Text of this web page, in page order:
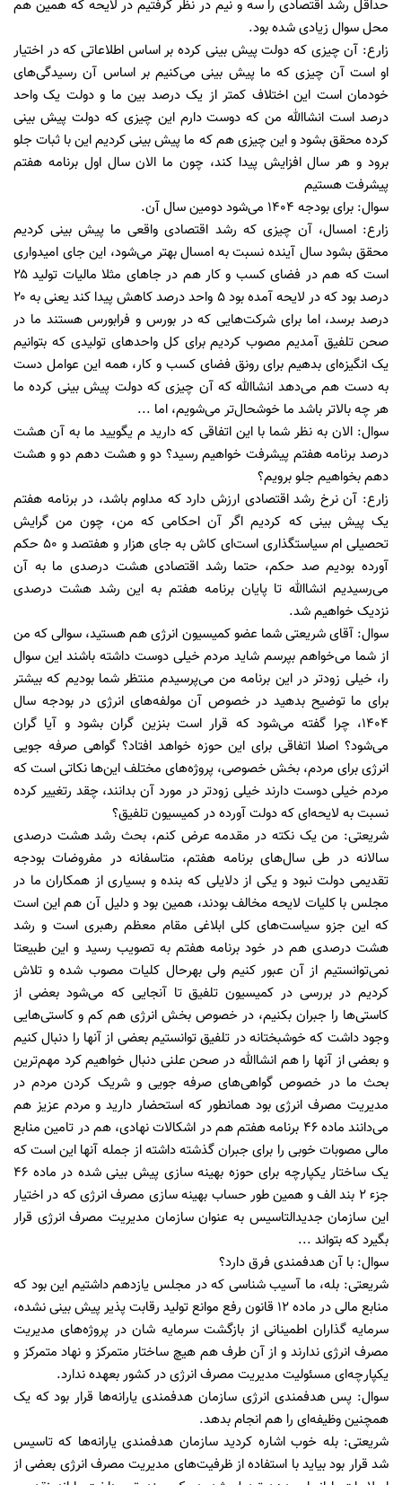
حداقل رشد اقتصادی را سه و نیم در نظر گرفتیم در لایحه که همین هم
محل سوال زیادی شده بود.
زارع: آن چیزی که دولت پیش بینی کرده بر اساس اطلاعاتی که در اختیار
او است آن چیزی که ما پیش بینی می‌کنیم بر اساس آن رسیدگی‌های
خودمان است این اختلاف کمتر از یک درصد بین ما و دولت یک واحد
درصد است انشاالله من که دوست دارم این چیزی که دولت پیش بینی
کرده محقق بشود و این چیزی هم که ما پیش بینی کردیم این با ثبات جلو
برود و هر سال افزایش پیدا کند، چون ما الان سال اول برنامه هفتم
پیشرفت هستیم
سوال: برای بودجه ۱۴۰۴ می‌شود دومین سال آن.
زارع: امسال، آن چیزی که رشد اقتصادی واقعی ما پیش بینی کردیم
محقق بشود سال آینده نسبت به امسال بهتر می‌شود، این جای امیدواری
است که هم در فضای کسب و کار هم در جا‌های مثلا مالیات تولید ۲۵
درصد بود که در لایحه آمده بود ۵ واحد درصد کاهش پیدا کند یعنی به ۲۰
درصد برسد، اما برای شرکت‌هایی که در بورس و فرابورس هستند ما در
صحن تلفیق آمدیم مصوب کردیم برای کل واحد‌های تولیدی که بتوانیم
یک انگیزه‌ای بدهیم برای رونق فضای کسب و کار، همه این عوامل دست
به دست هم می‌دهد انشاالله که آن چیزی که دولت پیش بینی کرده ما
هر چه بالاتر باشد ما خوشحال‌تر می‌شویم، اما ...
سوال: الان به نظر شما با این اتفاقی که دارید م یگویید ما به آن هشت
درصد برنامه هفتم پیشرفت خواهیم رسید؟ دو و هشت دهم دو و هشت
دهم بخواهیم جلو برویم؟
زارع: آن نرخ رشد اقتصادی ارزش دارد که مداوم باشد، در برنامه هفتم
یک پیش بینی که کردیم اگر آن احکامی که من، چون من گرایش
تحصیلی ام سیاستگذاری است‌ای کاش به جای هزار و هفتصد و ۵۰ حکم
آورده بودیم صد حکم، حتما رشد اقتصادی هشت درصدی ما به آن
می‌رسیدیم انشاالله تا پایان برنامه هفتم به این رشد هشت درصدی
نزدیک خواهیم شد.
سوال: آقای شریعتی شما عضو کمیسیون انرژی هم هستید، سوالی که من
از شما می‌خواهم بپرسم شاید مردم خیلی دوست داشته باشند این سوال
را، خیلی زودتر در این برنامه من می‌پرسیدم منتظر شما بودیم که بیشتر
برای ما توضیح بدهید در خصوص آن مولفه‌های انرژی در بودجه سال
۱۴۰۴، چرا گفته می‌شود که قرار است بنزین گران بشود و آیا گران
می‌شود؟ اصلا اتفاقی برای این حوزه خواهد افتاد؟ گواهی صرفه جویی
انرژی برای مردم، بخش خصوصی، پروژه‌های مختلف این‌ها نکاتی است که
مردم خیلی دوست دارند خیلی زودتر در مورد آن بدانند، چقد رتغییر کرده
نسبت به لایحه‌ای که دولت آورده در کمیسیون تلفیق؟
شریعتی: من یک نکته در مقدمه عرض کنم، بحث رشد هشت درصدی
سالانه در طی سال‌های برنامه هفتم، متاسفانه در مفروضات بودجه
تقدیمی دولت نبود و یکی از دلایلی که بنده و بسیاری از همکاران ما در
مجلس با کلیات لایحه مخالف بودند، همین بود و دلیل آن هم این است
که این جزو سیاست‌های کلی ابلاغی مقام معظم رهبری است و رشد
هشت درصدی هم در خود برنامه هفتم به تصویب رسید و این طبیعتا
نمی‌توانستیم از آن عبور کنیم ولی بهرحال کلیات مصوب شده و تلاش
کردیم در بررسی در کمیسیون تلفیق تا آنجایی که می‌شود بعضی از
کاستی‌ها را جبران بکنیم، در خصوص بخش انرژی هم کم و کاستی‌هایی
وجود داشت که خوشبختانه در تلفیق توانستیم بعضی از آنها را دنبال کنیم
و بعضی از آنها را هم انشاالله در صحن علنی دنبال خواهیم کرد مهم‌ترین
بحث ما در خصوص گواهی‌های صرفه جویی و شریک کردن مردم در
مدیریت مصرف انرژی بود همانطور که استحضار دارید و مردم عزیز هم
می‌دانند ماده ۴۶ برنامه هفتم هم در اشکالات نهادی، هم در تامین منابع
مالی مصوبات خوبی را برای جبران گذشته داشته از جمله آنها این است که
یک ساختار یکپارچه برای حوزه بهینه سازی پیش بینی شده در ماده ۴۶
جزء ۲ بند الف و همین طور حساب بهینه سازی مصرف انرژی که در اختیار
این سازمان جدیدالتاسیس به عنوان سازمان مدیریت مصرف انرژی قرار
بگیرد که بتواند ...
سوال: با آن هدفمندی فرق دارد؟
شریعتی: بله، ما آسیب شناسی که در مجلس یازدهم داشتیم این بود که
منابع مالی در ماده ۱۲ قانون رفع موانع تولید رقابت پذیر پیش بینی نشده،
سرمایه گذاران اطمینانی از بازگشت سرمایه شان در پروژه‌های مدیریت
مصرف انرژی ندارند و از آن طرف هم هیچ ساختار متمرکز و نهاد متمرکز و
یکپارچه‌ای مسئولیت مدیریت مصرف انرژی در کشور بعهده ندارد.
سوال: پس هدفمندی انرژی سازمان هدفمندی یارانه‌ها قرار بود که یک
همچنین وظیفه‌ای را هم انجام بدهد.
شریعتی: بله خوب اشاره کردید سازمان هدفمندی یارانه‌ها که تاسیس
شد قرار بود بیاید با استفاده از ظرفیت‌های مدیریت مصرف انرژی بعضی از